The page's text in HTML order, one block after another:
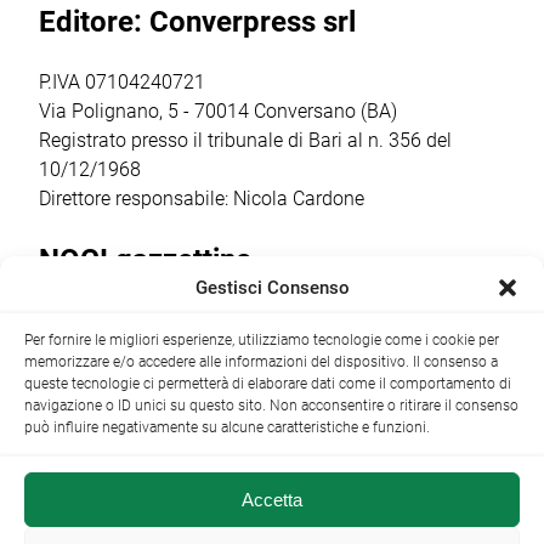
coesistenza, nella
[…]
(predicatore e
tanti, sono da
Editore: Converpress srl
P.IVA 07104240721
Via Polignano, 5 - 70014 Conversano (BA)
Registrato presso il tribunale di Bari al n. 356 del
10/12/1968
Direttore responsabile: Nicola Cardone
NOCI gazzettino
+39 080 4979274|info@nocigazzettino.it Contatti|
Archivio
Gestisci Consenso
Per fornire le migliori esperienze, utilizziamo tecnologie come i cookie per
memorizzare e/o accedere alle informazioni del dispositivo. Il consenso a
queste tecnologie ci permetterà di elaborare dati come il comportamento di
navigazione o ID unici su questo sito. Non acconsentire o ritirare il consenso
può influire negativamente su alcune caratteristiche e funzioni.
Accetta